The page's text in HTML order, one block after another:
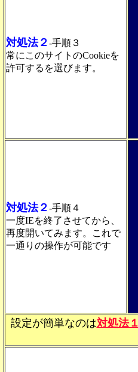
対処法２-手順３
常にこのサイトのCookieを
許可するを選びます。
対処法２-手順４
一度IEを終了させてから、
再度開いてみます。これで
一通りの操作が可能です
設定が簡単なのは対処法１